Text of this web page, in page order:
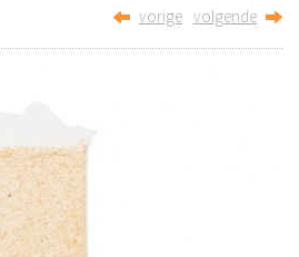
vorige volgende